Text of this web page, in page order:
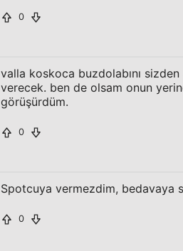
0
valla koskoca buzdolabını
verecek. ben de olsam onun
görüşürdüm.
0
Spotcuya vermezdim, bedavaya
0